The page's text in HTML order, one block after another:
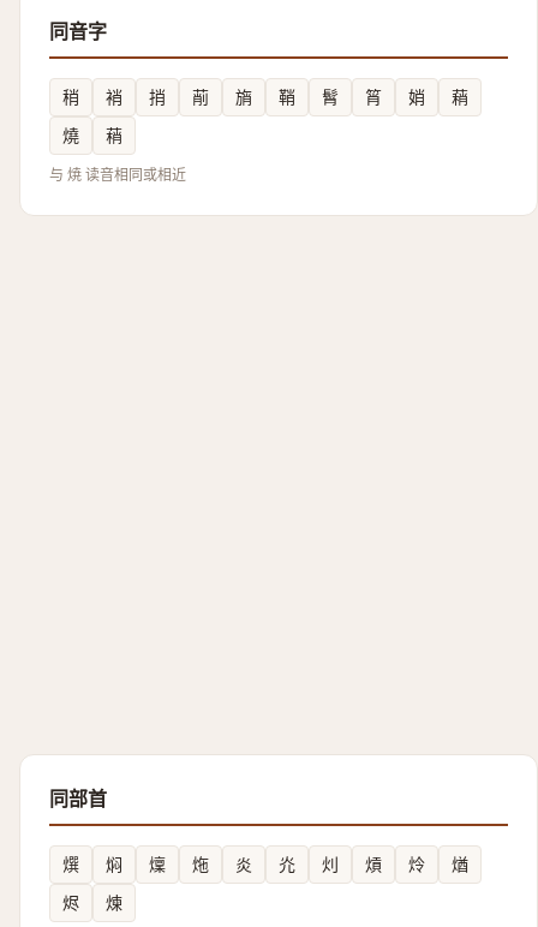
同音字
稍 䘯 捎 萷 旓 鞘 髾 筲 娋
蕱
燒
䔠
与 焼 读音相同或相近
同部首
㷷 焖 燣 炧 炎 灮 灲 熕 炩
煪
烬
煉